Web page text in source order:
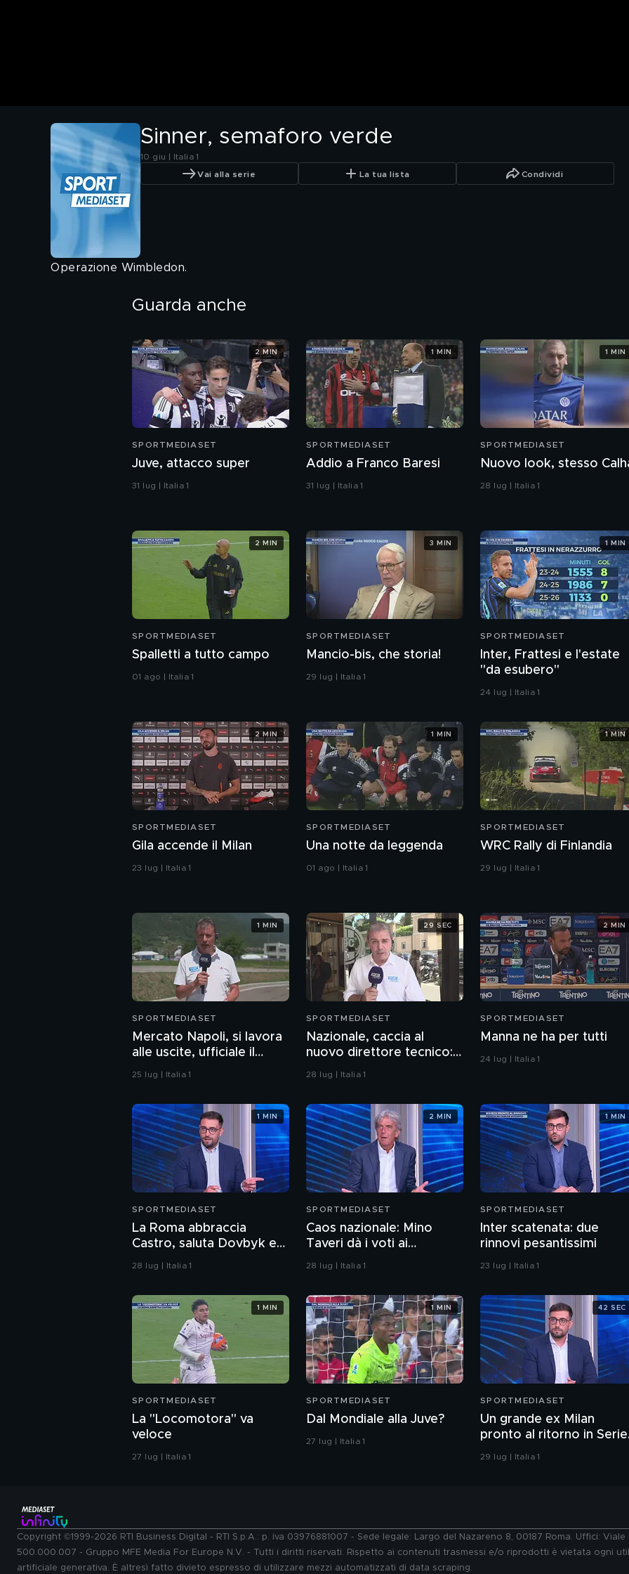
Sinner, semaforo verde
10 giu | Italia 1
Vai alla serie La tua lista Condividi
Operazione Wimbledon.
Guarda anche
SPORTMEDIASET
Juve, attacco super
31 lug | Italia 1
2 MIN
SPORTMEDIASET
Addio a Franco Baresi
31 lug | Italia 1
1 MIN
SPORTMEDIASET
Nuovo look, stesso
28 lug | Italia 1
1 MIN
SPORTMEDIASET
Spalletti a tutto campo
01 ago | Italia 1
2 MIN
SPORTMEDIASET
Mancio-bis, che storia!
29 lug | Italia 1
3 MIN
SPORTMEDIASET
Inter, Frattesi e l'estate
"da esubero"
24 lug | Italia 1
1 MIN
SPORTMEDIASET
Gila accende il Milan
23 lug | Italia 1
2 MIN
SPORTMEDIASET
Una notte da leggenda
01 ago | Italia 1
1 MIN
SPORTMEDIASET
WRC Rally di Finlandia
29 lug | Italia 1
1 MIN
SPORTMEDIASET
Mercato Napoli, si lavora
alle uscite, ufficiale il
rinnovo di un giovane
25 lug | Italia 1
1 MIN
SPORTMEDIASET
Nazionale, caccia al
nuovo direttore tecnico:
ecco chi potrebbe essere
28 lug | Italia 1
29 SEC
SPORTMEDIASET
Manna ne ha per tutti
24 lug | Italia 1
2 MIN
SPORTMEDIASET
La Roma abbraccia
Castro, saluta Dovbyk e
punta a un nuovo
28 lug | Italia 1
1 MIN
SPORTMEDIASET
Caos nazionale: Mino
Taveri dà i voti ai
protagonisti
28 lug | Italia 1
2 MIN
SPORTMEDIASET
Inter scatenata: due
rinnovi pesantissimi
23 lug | Italia 1
1 MIN
SPORTMEDIASET
La "Locomotora" va
veloce
27 lug | Italia 1
1 MIN
SPORTMEDIASET
Dal Mondiale alla Juve?
27 lug | Italia 1
1 MIN
SPORTMEDIASET
Un grande ex Milan
pronto al ritorno in Serie
29 lug | Italia 1
42 SEC
Copyright ©1999-2026 RTI Business Digital - RTI S.p.A.: p. iva 03976881007 - Sede legale: Largo del Nazareno 8, 00187 Roma. Uffici:
500.000.007 - Gruppo MFE Media For Europe N.V. - Tutti i diritti riservati. Rispetto ai contenuti trasmessi e/o riprodotti è vietata ogni
artificiale generativa. È altresì fatto divieto espresso di utilizzare mezzi automatizzati di data scraping.